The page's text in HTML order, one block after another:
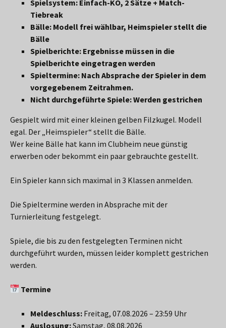
Spielsystem: Einfach-KO, 2 Sätze + Match-
Tiebreak
Bälle: Modell frei wählbar, Heimspieler stellt die
Bälle
Spielberichte: Ergebnisse müssen in die
Spielberichte eingetragen werden
Spieltermine: Nach Absprache der Spieler in dem
vorgegebenem Zeitrahmen.
Nicht durchgeführte Spiele: Werden gestrichen
Gespielt wird mit einer kleinen gelben Filzkugel. Modell
egal. Der „Heimspieler“ stellt die Bälle.
Wer keine Bälle hat kann im Clubheim neue günstig
erwerben oder bekommt ein paar gebrauchte gestellt.
Ein Spieler kann sich maximal in 3 Klassen anmelden.
Die Spieltermine werden in Absprache mit der
Turnierleitung festgelegt.
Spiele, die bis zu den festgelegten Terminen nicht
durchgeführt wurden, müssen leider komplett gestrichen
werden.
Termine
Meldeschluss: Freitag, 07.08.2026 – 23:59 Uhr
Auslosung:Samstag, 08.08.2026